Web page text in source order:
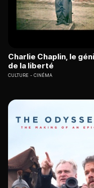
Charlie Chaplin, le
de la liberté
CULTURE CINÉMA